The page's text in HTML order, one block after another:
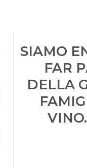
SIAMO
FAR
DELLA